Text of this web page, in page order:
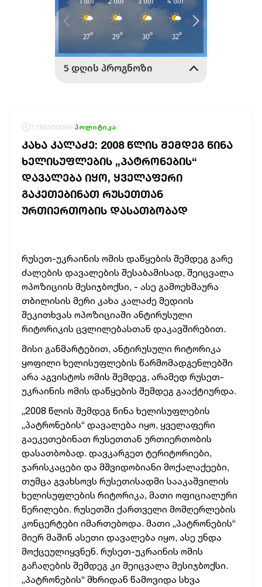
1786350996 პოლიტიკა
ᲙᲐᲮᲐ ᲙᲐᲚᲐᲫᲔ: 2008 ᲬᲚᲘᲡ ᲨᲔᲛᲓᲔᲒ ᲬᲘᲜᲐ
ᲮᲔᲚᲘᲡᲣᲤᲚᲔᲑᲘᲡ „ᲞᲐᲢᲠᲝᲜᲔᲑᲘᲡ“
ᲓᲐᲕᲐᲚᲔᲑᲐ ᲘᲧᲝ, ᲧᲕᲔᲚᲐᲤᲔᲠᲘ
ᲒᲐᲙᲔᲗᲔᲑᲘᲜᲐᲗ ᲠᲣᲡᲔᲗᲗᲐᲜ
ᲣᲠᲗᲘᲔᲠᲗᲝᲑᲘᲡ ᲓᲐᲡᲐᲗᲑᲝᲑᲐᲓ
რუსეთ-უკრაინის ომის დაწყების შემდეგ გარე
ძალების დავალების შესაბამისად, შეიცვალა
ოპოზიციის მესიჯბოქსი, - ასე გამოეხმაურა
თბილისის მერი კახა კალაძე მედიის
შეკითხვას ოპოზიციაში ანტირუსული
რიტორიკის ცვლილებასთან დაკავშირებით.
მისი განმარტებით, ანტირუსული რიტორიკა
ყოფილი ხელისუფლების წარმომადგენლებში
არა აგვისტოს ომის შემდეგ, არამედ რუსეთ-
უკრაინის ომის დაწყების შემდეგ გააქტიურდა.
„2008 წლის შემდეგ წინა ხელისუფლების
„პატრონების“ დავალება იყო, ყველაფერი
გაეკეთებინათ რუსეთთან ურთიერთობის
დასათბობად. დავკარგეთ ტერიტორიები,
ჯარისკაცები და მშვიდობიანი მოქალაქეები,
თუმცა გვახსოვს რუსეთისადმი სააკაშვილის
ხელისუფლების რიტორიკა, მათი ოფიციალური
წერილები. რუსეთში ქართველი მომღერლების
კონცერტები იმართებოდა. მათი „პატრონების“
მიერ მაშინ ასეთი დავალება იყო, ასე უნდა
მოქცეულიყვნენ. რუსეთ-უკრაინის ომის
გაჩაღების შემდეგ კი შეიცვალა მესიჯბოქსი.
„პატრონების“ მხრიდან წამოვიდა სხვა